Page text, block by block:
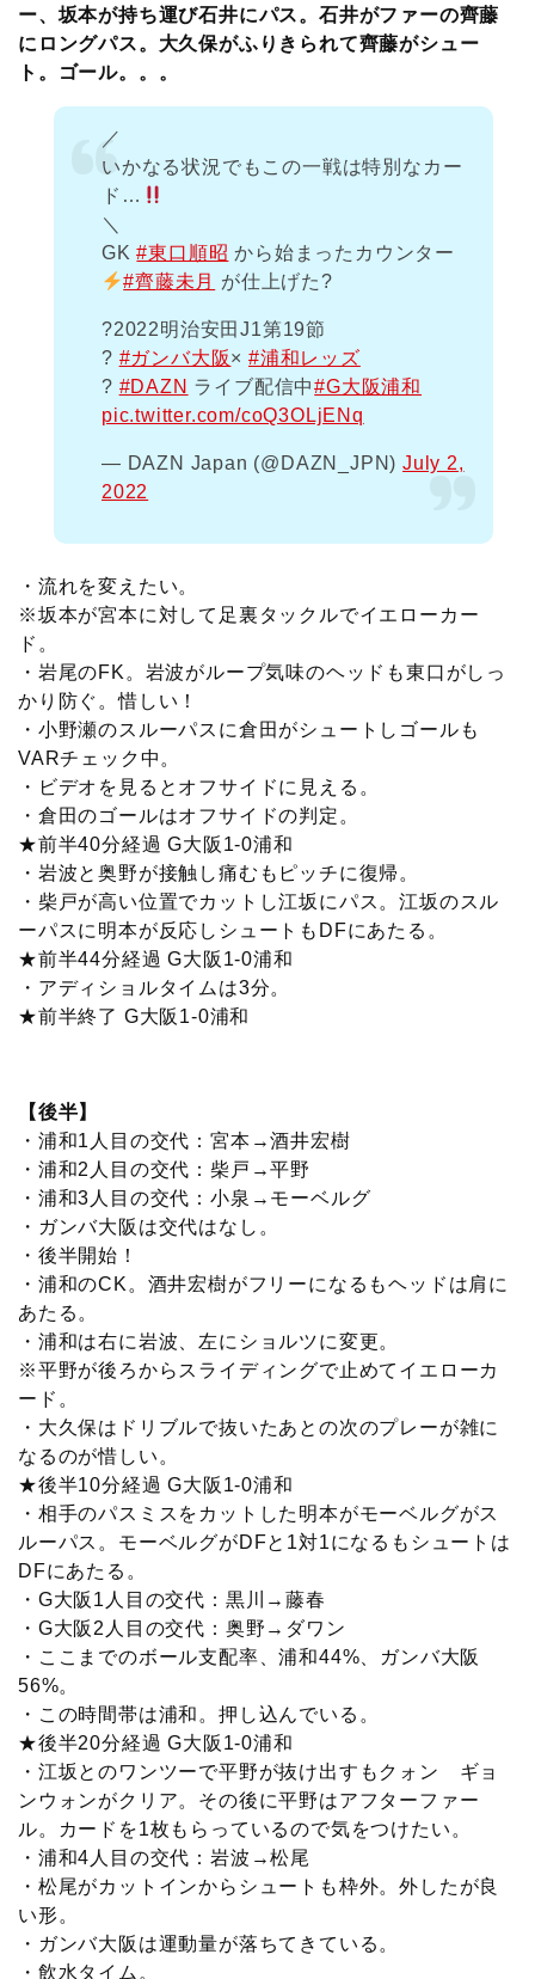
ー、坂本が持ち運び石井にパス。石井がファーの齊藤
にロングパス。大久保がふりきられて齊藤がシュー
ト。ゴール。。。
／
いかなる状況でもこの一戦は特別なカー
ド…
＼
GK#東口順昭 から始まったカウンター
#齊藤未月
が仕上げた?
?2022明治安田J1第19節
? #ガンバ大阪×#浦和レッズ
? #DAZN ライブ配信中#G大阪浦和
pic.twitter.com/coQ3OLjENq
— DAZN Japan (@DAZN_JPN)July 2,
2022
・流れを変えたい。
※坂本が宮本に対して足裏タックルでイエローカー
ド。
・岩尾のFK。岩波がループ気味のヘッドも東口がしっ
かり防ぐ。惜しい！
・小野瀬のスルーパスに倉田がシュートしゴールも
VARチェック中。
・ビデオを見るとオフサイドに見える。
・倉田のゴールはオフサイドの判定。
★前半40分経過 G大阪1-0浦和
・岩波と奥野が接触し痛むもピッチに復帰。
・柴戸が高い位置でカットし江坂にパス。江坂のスル
ーパスに明本が反応しシュートもDFにあたる。
★前半44分経過 G大阪1-0浦和
・アディショルタイムは3分。
★前半終了 G大阪1-0浦和
【後半】
・浦和1人目の交代：宮本→酒井宏樹
・浦和2人目の交代：柴戸→平野
・浦和3人目の交代：小泉→モーベルグ
・ガンバ大阪は交代はなし。
・後半開始！
・浦和のCK。酒井宏樹がフリーになるもヘッドは肩に
あたる。
・浦和は右に岩波、左にショルツに変更。
※平野が後ろからスライディングで止めてイエローカ
ード。
・大久保はドリブルで抜いたあとの次のプレーが雑に
なるのが惜しい。
★後半10分経過 G大阪1-0浦和
・相手のパスミスをカットした明本がモーベルグがス
ルーパス。モーベルグがDFと1対1になるもシュートは
DFにあたる。
・G大阪1人目の交代：黒川→藤春
・G大阪2人目の交代：奥野→ダワン
・ここまでのボール支配率、浦和44%、ガンバ大阪
56%。
・この時間帯は浦和。押し込んでいる。
★後半20分経過 G大阪1-0浦和
・江坂とのワンツーで平野が抜け出すもクォン ギョ
ンウォンがクリア。その後に平野はアフターファー
ル。カードを1枚もらっているので気をつけたい。
・浦和4人目の交代：岩波→松尾
・松尾がカットインからシュートも枠外。外したが良
い形。
・ガンバ大阪は運動量が落ちてきている。
・飲水タイム。